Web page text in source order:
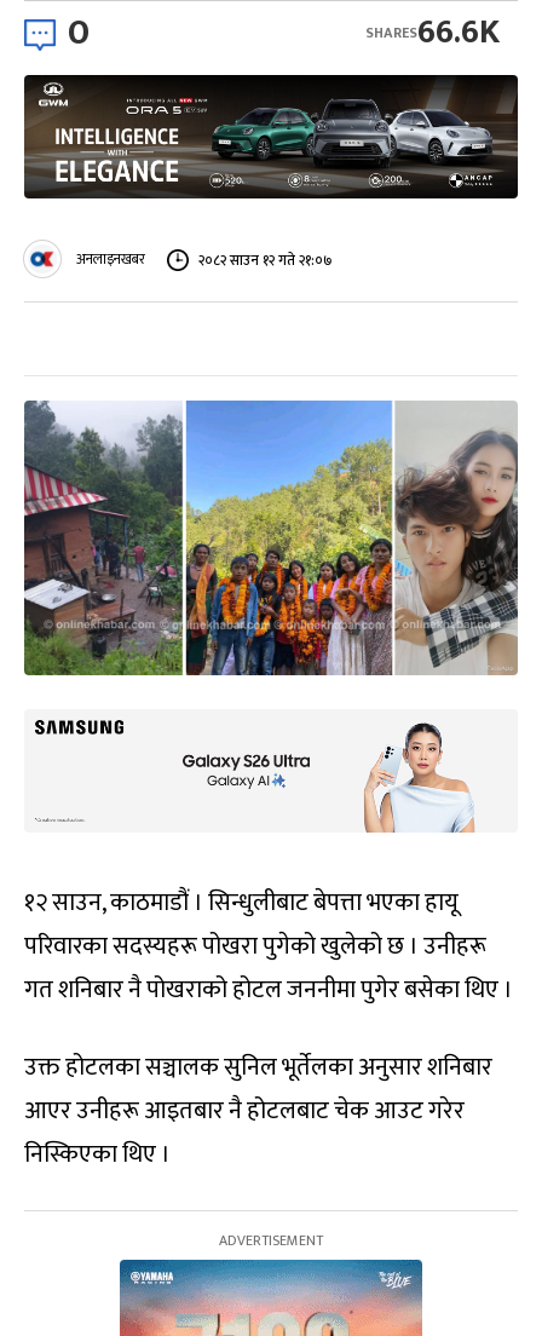
0 66.6K
SHARES
अनलाइनखबर २०८२ साउन १२ गते २१:०७
१२ साउन, काठमाडौं । सिन्धुलीबाट बेपत्ता भएका हायू
परिवारका सदस्यहरू पोखरा पुगेको खुलेको छ । उनीहरू
गत शनिबार नै पोखराको होटल जननीमा पुगेर बसेका थिए ।
उक्त होटलका सञ्चालक सुनिल भूर्तेलका अनुसार शनिबार
आएर उनीहरू आइतबार नै होटलबाट चेक आउट गरेर
निस्किएका थिए ।